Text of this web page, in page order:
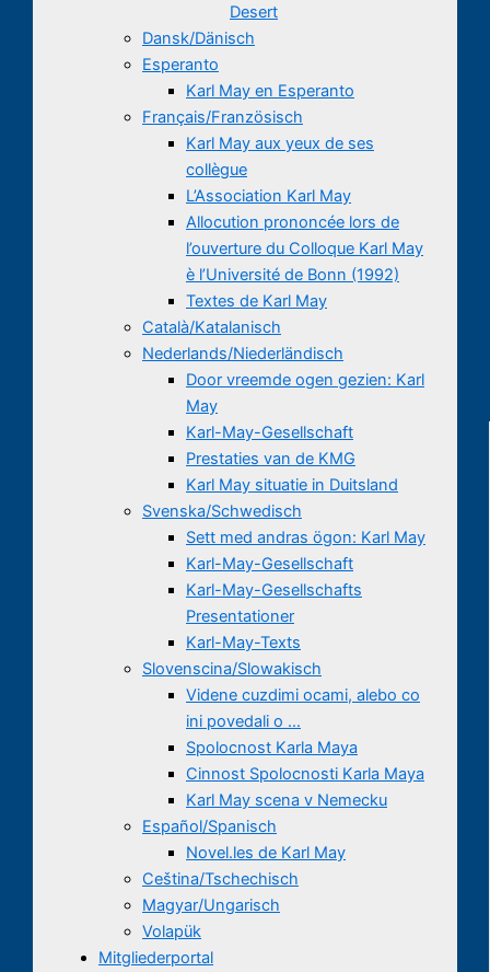
Desert
Dansk/Dänisch
Esperanto
Karl May en Esperanto
Français/Französisch
Karl May aux yeux de ses
collègue
L’Association Karl May
Allocution prononcée lors de
l’ouverture du Colloque Karl May
è l’Université de Bonn (1992)
Textes de Karl May
Català/Katalanisch
Nederlands/Niederländisch
Door vreemde ogen gezien: Karl
May
Karl-May-Gesellschaft
Prestaties van de KMG
Karl May situatie in Duitsland
Svenska/Schwedisch
Sett med andras ögon: Karl May
Karl-May-Gesellschaft
Karl-May-Gesellschafts
Presentationer
Karl-May-Texts
Slovenscina/Slowakisch
Videne cuzdimi ocami, alebo co
ini povedali o …
Spolocnost Karla Maya
Cinnost Spolocnosti Karla Maya
Karl May scena v Nemecku
Español/Spanisch
Novel.les de Karl May
Ceština/Tschechisch
Magyar/Ungarisch
Volapük
Mitgliederportal